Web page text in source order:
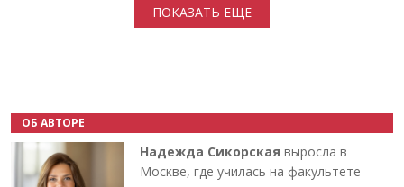
ПОКАЗАТЬ ЕЩЕ
ОБ АВТОРЕ
Надежда Сикорская выросла в
Москве, где училась на факультете